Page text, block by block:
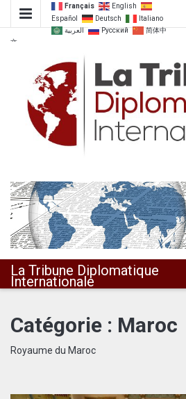
Français
English
Español
Deutsch
Italiano
العربية
Русский
简体中
文
La Tribune Diplomatique
Internationale
Catégorie : Maroc
Royaume du Maroc